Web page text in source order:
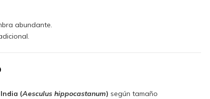
abundante.
(Aesculus hippocastanum) según tamaño